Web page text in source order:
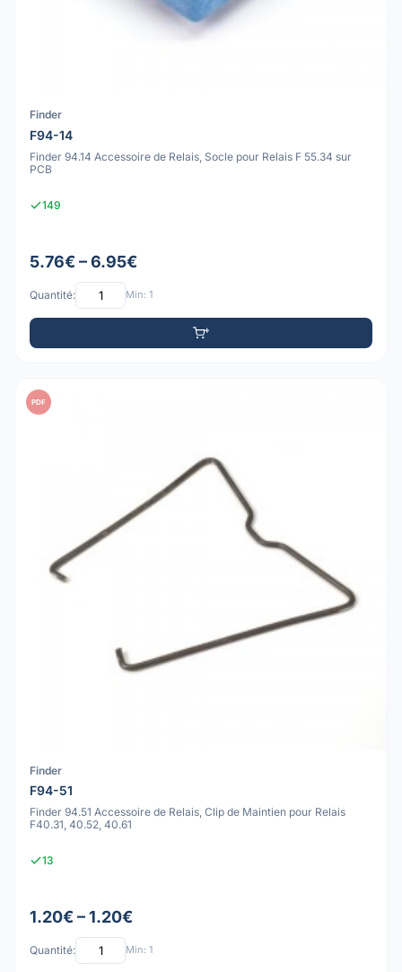
Finder
F94-14
Finder 94.14 Accessoire de Relais, Socle pour Relais F 55.34 sur
PCB
149
5.76€ – 6.95€
Quantité: Min: 1
PDF
Finder
F94-51
Finder 94.51 Accessoire de Relais, Clip de Maintien pour Relais
F40.31, 40.52, 40.61
13
1.20€ – 1.20€
Quantité: Min: 1